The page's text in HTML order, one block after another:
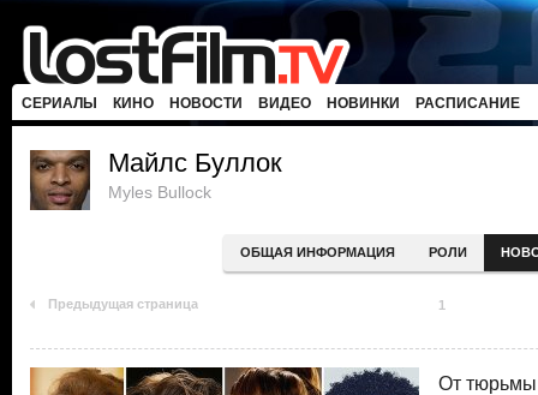
СЕРИАЛЫ КИНО НОВОСТИ ВИДЕО НОВИНКИ РАСПИСАНИЕ
Майлс Буллок
Myles Bullock
ОБЩАЯ ИНФОРМАЦИЯ РОЛИ
Предыдущая страница 1
От